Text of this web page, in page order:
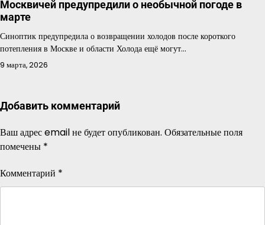
Москвичей предупредили о необычной погоде в
марте
Синоптик предупредила о возвращении холодов после короткого
потепления в Москве и области Холода ещё могут…
9 марта, 2026
Добавить комментарий
Ваш адрес email не будет опубликован. Обязательные поля
помечены *
Комментарий *